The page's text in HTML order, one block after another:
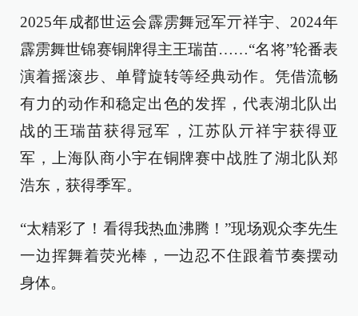
2025年成都世运会霹雳舞冠军亓祥宇、2024年
霹雳舞世锦赛铜牌得主王瑞苗……“名将”轮番表
演着摇滚步、单臂旋转等经典动作。凭借流畅
有力的动作和稳定出色的发挥，代表湖北队出
战的王瑞苗获得冠军，江苏队亓祥宇获得亚
军，上海队商小宇在铜牌赛中战胜了湖北队郑
浩东，获得季军。
“太精彩了！看得我热血沸腾！”现场观众李先生
一边挥舞着荧光棒，一边忍不住跟着节奏摆动
身体。